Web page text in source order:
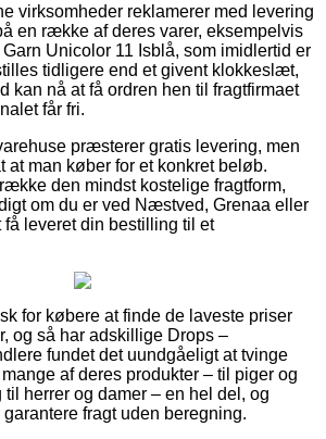
virksomheder reklamerer med levering
en række af deres varer, eksempelvis
Unicolor 11 Isblå, som imidlertid er
tidligere end et givent klokkeslæt,
kan nå at få ordren hen til fragtfirmaet
får fri.
præsterer gratis levering, men
at man køber for et konkret beløb.
den mindst kostelige fragtform,
om du er ved Næstved, Grenaa eller
leveret din bestilling til et
for købere at finde de laveste priser
og så har adskillige Drops –
fundet det uundgåeligt at tvinge
af deres produkter – til piger og
herrer og damer – en hel del, og
fragt uden beregning.